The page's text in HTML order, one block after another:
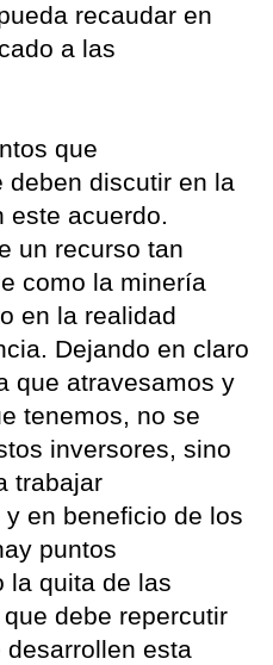
recaudar en
a las
que
deben discutir en la
este acuerdo.
un recurso tan
como la minería
en la realidad
Dejando en claro
que atravesamos y
tenemos, no se
inversores, sino
trabajar
en beneficio de los
puntos
la quita de las
debe repercutir
esta